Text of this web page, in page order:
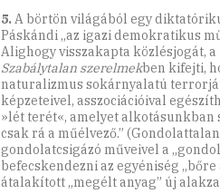
5.A börtön világából egy
Páskándi „az igazi demokratikus
Alighogy visszakapta közlésjogát, a
Szabálytalan szerelmekben kifejti,
naturalizmus sokárnyalatú
képzeteivel, asszociációival
»lét terét«, amelyet alkotásunkban
csak rá a műélvező.”
gondolatcsigázó műveivel a
befecskendezni az egyéniség
átalakított „megélt anyag” új